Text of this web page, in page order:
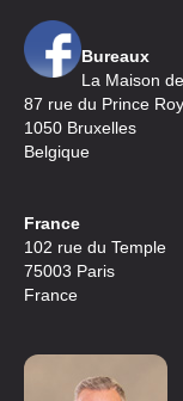
Bureaux
La Maison
87 rue du Prince
1050 Bruxelles
Belgique
France
102 rue du Temple
75003 Paris
France